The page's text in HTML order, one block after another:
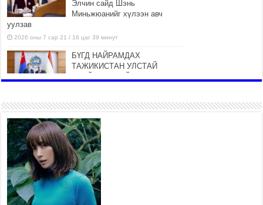
Элчин сайд Шэнь
Миньжюанийг хүлээн авч
уулзав
2026 оны 7 сар 21 / 16 цаг 39 минут
БҮГД НАЙРАМДАХ
ТАЖИКИСТАН УЛСТАЙ
26,992 суралцагч хотхоны бага
сургуульд, 8100 суралцагч
төрөлжсөн ахлах сургуульд
суралцана
2026 оны 7 сар 21 / 13 цаг 43 минут
COP17 хурлын үеэрх замын
хөдөлгөөн, нийтийн тээврийн
зохицуулалт, сургууль,